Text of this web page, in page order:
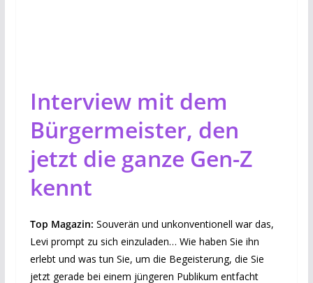
Interview mit dem
Bürgermeister, den
jetzt die ganze Gen-Z
kennt
Top Magazin: Souverän und unkonventionell war das,
Levi prompt zu sich einzuladen… Wie haben Sie ihn
erlebt und was tun Sie, um die Begeisterung, die Sie
jetzt gerade bei einem jüngeren Publikum entfacht